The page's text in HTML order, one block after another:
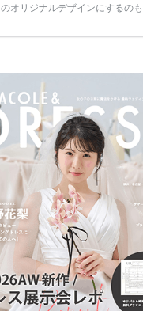
のオリジナルデザインにするの
のを形にするのも想い出になり
は、HIROさんの お知り合いのデ
注品とのこと。 ダイヤモンドが
続きを読む